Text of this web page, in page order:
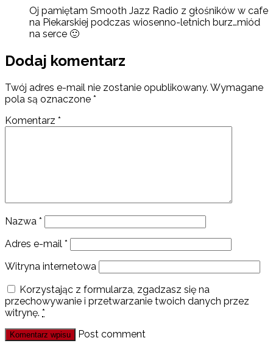
Oj pamiętam Smooth Jazz Radio z głośników w cafe
na Piekarskiej podczas wiosenno-letnich burz…miód
na serce 🙂
Dodaj komentarz
Twój adres e-mail nie zostanie opublikowany. Wymagane
pola są oznaczone *
Komentarz *
Nazwa *
Adres e-mail *
Witryna internetowa
Korzystając z formularza, zgadzasz się na
przechowywanie i przetwarzanie twoich danych przez
witrynę. *
Post comment